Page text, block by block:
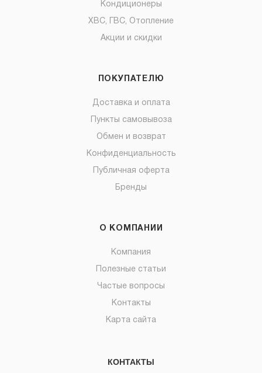
Кондиционеры
ХВС, ГВС, Отопление
Акции и скидки
ПОКУПАТЕЛЮ
Доставка и оплата
Пункты самовывоза
Обмен и возврат
Конфиденциальность
Публичная оферта
Бренды
О КОМПАНИИ
Компания
Полезные статьи
Частые вопросы
Контакты
Карта сайта
КОНТАКТЫ